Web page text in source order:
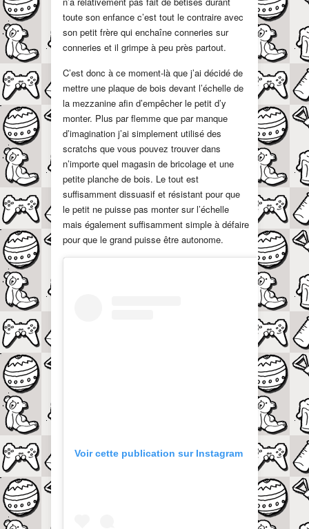
toute son enfance c’est tout le contraire avec
son petit frère qui enchaîne conneries sur
conneries et il grimpe à peu près partout.
C’est donc à ce moment-là que j’ai décidé de
mettre une plaque de bois devant l’échelle de
la mezzanine afin d’empêcher le petit d’y
monter. Plus par flemme que par manque
d’imagination j’ai simplement utilisé des
scratchs que vous pouvez trouver dans
n’importe quel magasin de bricolage et une
petite planche de bois. Le tout est
suffisamment dissuasif et résistant pour que
le petit ne puisse pas monter sur l’échelle
mais également suffisamment simple à défaire
pour que le grand puisse être autonome.
Voir cette publication sur Instagram